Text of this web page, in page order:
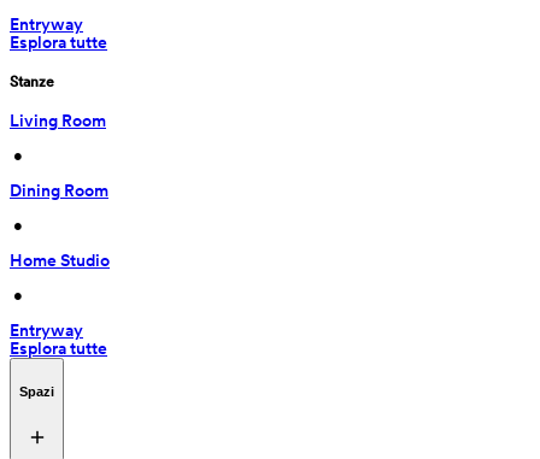
Entryway
Esplora tutte
Stanze
Living Room
•
Dining Room
•
Home Studio
•
Entryway
Esplora tutte
Spazi